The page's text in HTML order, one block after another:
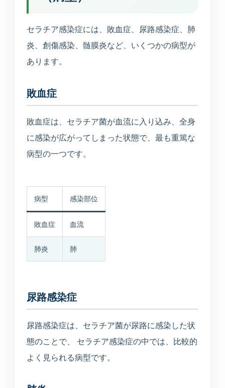
訪問診療・訪問看護
美容医療
庄内プライベートクリニック
介護サービス・施設案内
介護サービスと施設案内の総合入口
空室状況
現在の空き状況を見る
訪問介護事業所
通所介護事業所いぶき
重度要介護者も相談可能
セラチア感染症には、敗血症、尿路感染症、肺
炎、創傷感染、髄膜炎など、いくつかの病型が
あります。
敗血症
敗血症は、セラチア菌が血流に入り込み、全身
に感染が広がってしまった状態で、最も重篤な
病型の一つです。
病型 感染部位
敗血症 血流
肺炎 肺
尿路感染症
尿路感染症は、セラチア菌が尿路に感染した状
態のことで、 セラチア感染症の中では、比較的
よく見られる病型です。